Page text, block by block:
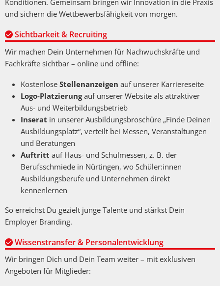
Konditionen. Gemeinsam bringen wir Innovation in die Praxis
und sichern die Wettbewerbsfähigkeit von morgen.
Sichtbarkeit & Recruiting
Wir machen Dein Unternehmen für Nachwuchskräfte und
Fachkräfte sichtbar – online und offline:
Kostenlose Stellenanzeigen auf unserer Karriereseite
Logo-Platzierungauf unserer Website als attraktiver
Aus- und Weiterbildungsbetrieb
Inserat in unserer Ausbildungsbroschüre „Finde Deinen
Ausbildungsplatz“, verteilt bei Messen, Veranstaltungen
und Beratungen
Auftritt auf Haus- und Schulmessen, z. B. der
Berufsschmiede in Nürtingen, wo Schüler:innen
Ausbildungsberufe und Unternehmen direkt
kennenlernen
So erreichst Du gezielt junge Talente und stärkst Dein
Employer Branding.
Wissenstransfer & Personalentwicklung
Wir bringen Dich und Dein Team weiter – mit exklusiven
Angeboten für Mitglieder: